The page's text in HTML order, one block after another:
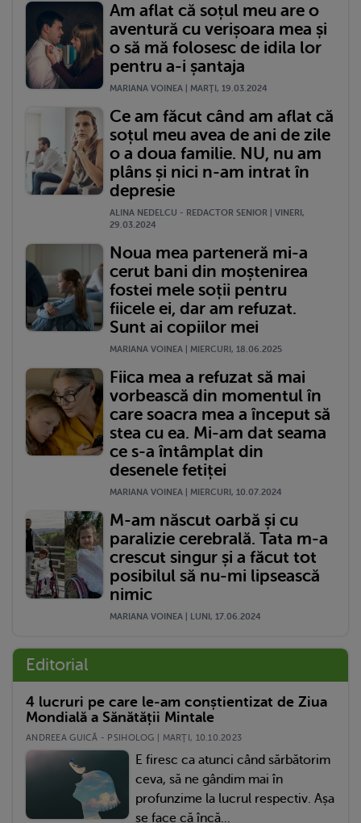
Am aflat că soțul meu are o
aventură cu verișoara mea și
o să mă folosesc de idila lor
pentru a-i șantaja
MARIANA VOINEA | MARŢI, 19.03.2024
Ce am făcut când am aflat că
soțul meu avea de ani de zile
o a doua familie. NU, nu am
plâns și nici n-am intrat în
depresie
ALINA NEDELCU - REDACTOR SENIOR | VINERI,
29.03.2024
Noua mea parteneră mi-a
cerut bani din moștenirea
fostei mele soții pentru
fiicele ei, dar am refuzat.
Sunt ai copiilor mei
MARIANA VOINEA | MIERCURI, 18.06.2025
Fiica mea a refuzat să mai
vorbească din momentul în
care soacra mea a început să
stea cu ea. Mi-am dat seama
ce s-a întâmplat din
desenele fetiței
MARIANA VOINEA | MIERCURI, 10.07.2024
M-am născut oarbă și cu
paralizie cerebrală. Tata m-a
crescut singur și a făcut tot
posibilul să nu-mi lipsească
nimic
MARIANA VOINEA | LUNI, 17.06.2024
Editorial
4 lucruri pe care le-am conștientizat de Ziua
Mondială a Sănătății Mintale
ANDREEA GUICĂ - PSIHOLOG | MARŢI, 10.10.2023
E firesc ca atunci când sărbătorim
ceva, să ne gândim mai în
profunzime la lucrul respectiv. Așa
se face că încă...